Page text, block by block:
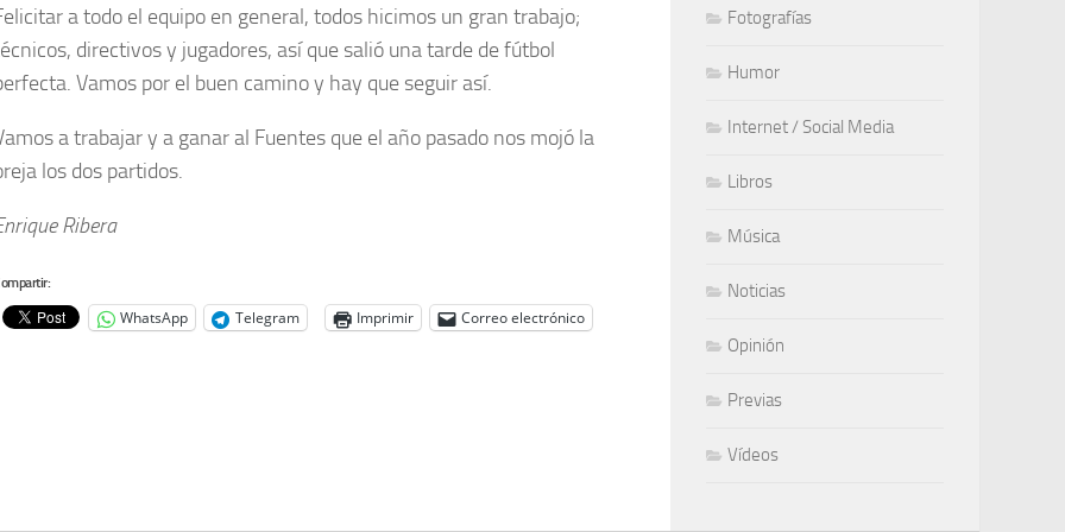
a todo el equipo en general, todos hicimos un gran trabajo;
directivos y jugadores, así que salió una tarde de fútbol
Vamos por el buen camino y hay que seguir así.
a trabajar y a ganar al Fuentes que el año pasado nos mojó la
los dos partidos.
Ribera
WhatsApp Telegram Imprimir Correo electrónico
Fotografías
Humor
Internet / Social Media
Libros
Música
Noticias
Opinión
Previas
Vídeos